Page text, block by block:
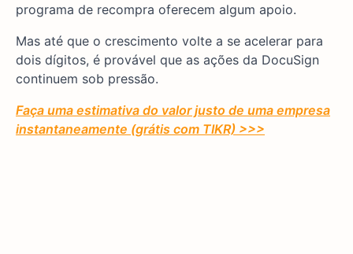
programa de recompra oferecem algum apoio.
Mas até que o crescimento volte a se acelerar para
dois dígitos, é provável que as ações da DocuSign
continuem sob pressão.
Faça uma estimativa do valor justo de uma empresa
instantaneamente (grátis com TIKR) >>>